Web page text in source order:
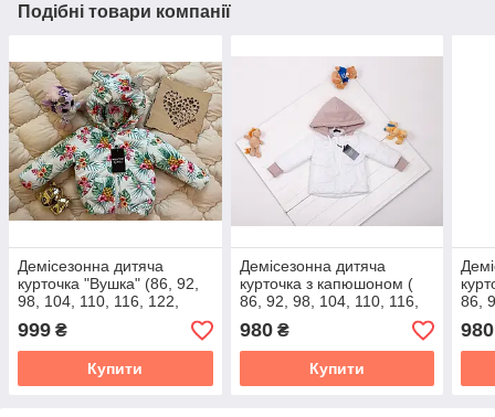
Подібні товари компанії
Демісезонна дитяча
курточка "Вушка" (86, 92,
98, 104, 110, 116, 122,
999 ₴
Купити
Демісезонна дитяча
курточка з капюшоном (
86, 92, 98, 104, 110, 116,
980₴
Купити
86,
980